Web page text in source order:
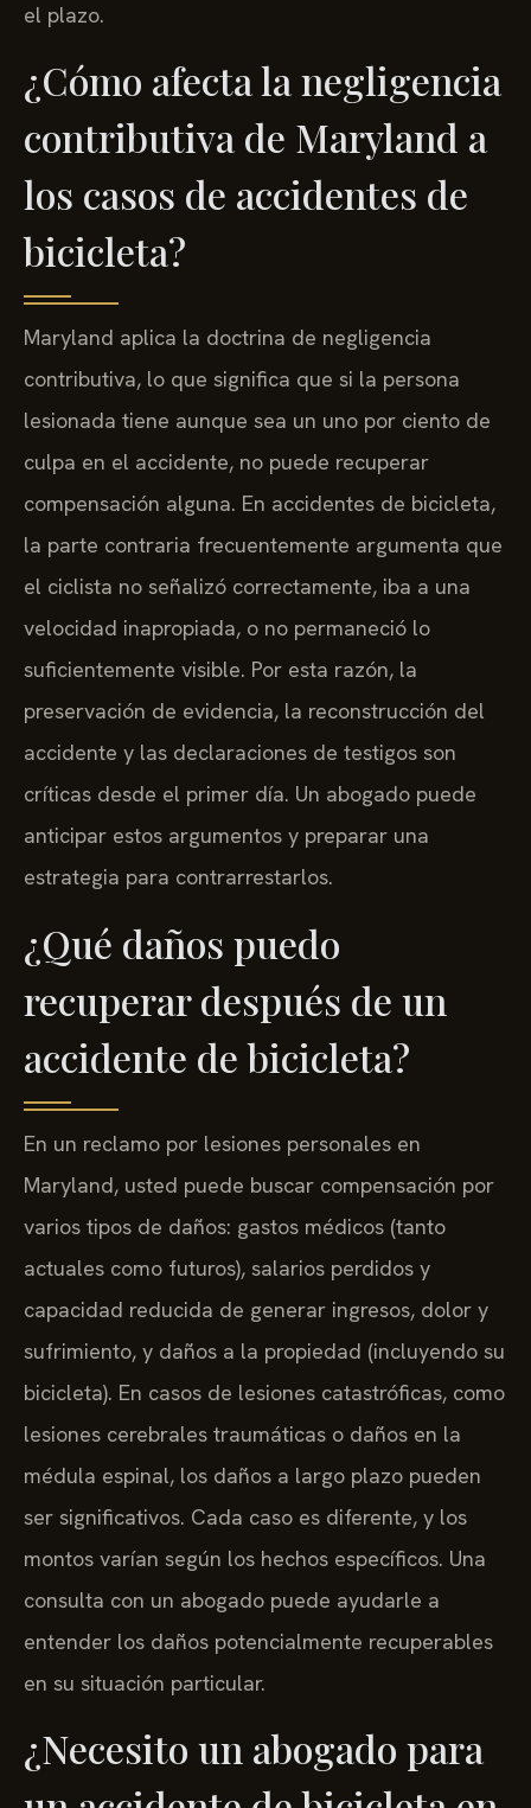
el plazo.
¿Cómo afecta la negligencia
contributiva de Maryland a
los casos de accidentes de
bicicleta?
Maryland aplica la doctrina de negligencia
contributiva, lo que significa que si la persona
lesionada tiene aunque sea un uno por ciento de
culpa en el accidente, no puede recuperar
compensación alguna. En accidentes de bicicleta,
la parte contraria frecuentemente argumenta que
el ciclista no señalizó correctamente, iba a una
velocidad inapropiada, o no permaneció lo
suficientemente visible. Por esta razón, la
preservación de evidencia, la reconstrucción del
accidente y las declaraciones de testigos son
críticas desde el primer día. Un abogado puede
anticipar estos argumentos y preparar una
estrategia para contrarrestarlos.
¿Qué daños puedo
recuperar después de un
accidente de bicicleta?
En un reclamo por lesiones personales en
Maryland, usted puede buscar compensación por
varios tipos de daños: gastos médicos (tanto
actuales como futuros), salarios perdidos y
capacidad reducida de generar ingresos, dolor y
sufrimiento, y daños a la propiedad (incluyendo su
bicicleta). En casos de lesiones catastróficas, como
lesiones cerebrales traumáticas o daños en la
médula espinal, los daños a largo plazo pueden
ser significativos. Cada caso es diferente, y los
montos varían según los hechos específicos. Una
consulta con un abogado puede ayudarle a
entender los daños potencialmente recuperables
en su situación particular.
¿Necesito un abogado para